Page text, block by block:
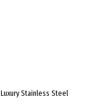
Luxury Stainless Steel